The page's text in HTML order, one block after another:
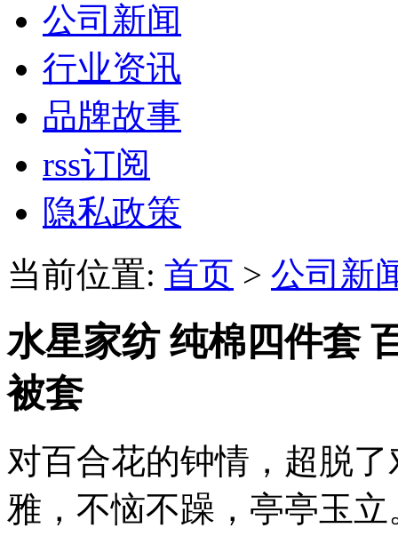
公司新闻
行业资讯
品牌故事
rss订阅
隐私政策
当前位置: 首页 > 公司新
水星家纺 纯棉四件套
被套
对百合花的钟情，超脱
雅，不恼不躁，亭亭玉